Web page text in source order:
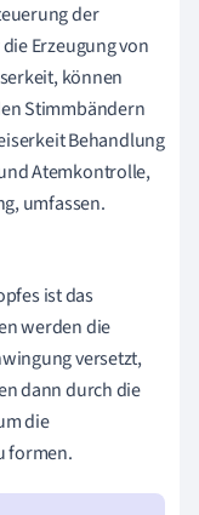
der
Erzeugung von
können
Stimmbändern
Behandlung
Atemkontrolle,
umfassen.
ist das
werden die
versetzt,
dann durch die
die
formen.